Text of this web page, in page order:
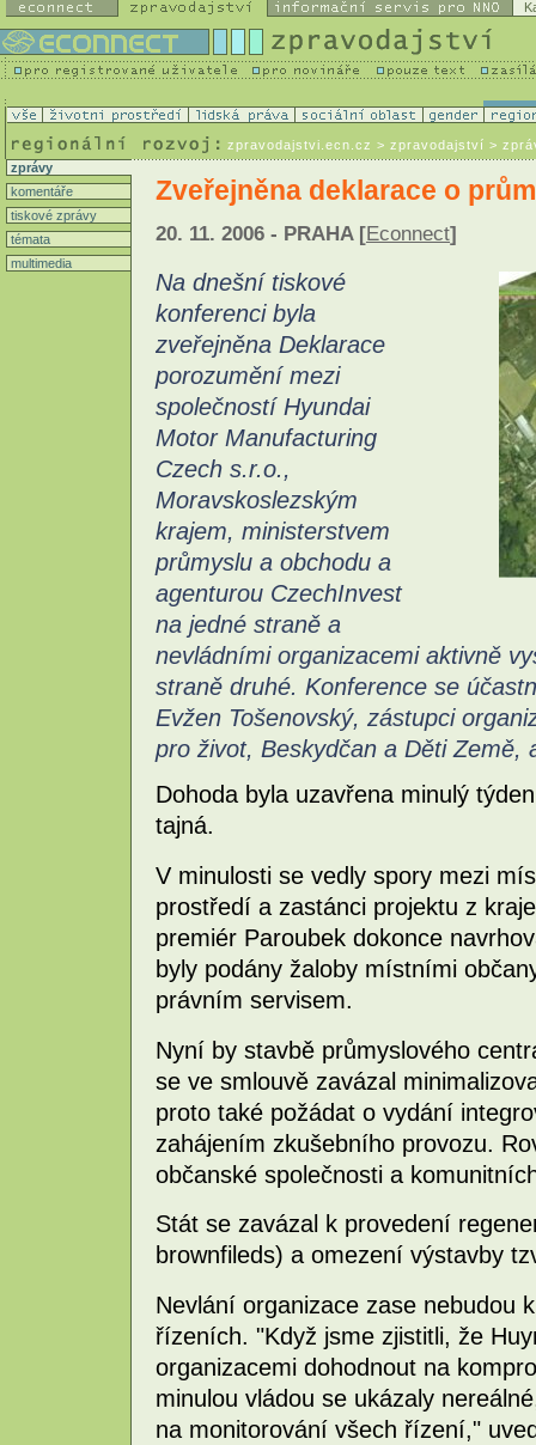
zpravodajstvi.ecn.cz > zpravodajství >
zprávy
komentáře
tiskové zprávy
témata
multimedia
Zveřejněna deklarace o
20. 11. 2006 - PRAHA [Econnect]
Na dnešní tiskové
konferenci byla
zveřejněna Deklarace
porozumění mezi
společností Hyundai
Motor Manufacturing
Czech s.r.o.,
Moravskoslezským
krajem, ministerstvem
průmyslu a obchodu a
agenturou CzechInvest
na jedné straně a
nevládními organizacemi aktivně
straně druhé. Konference se
Evžen Tošenovský, zástupci
pro život, Beskydčan a Děti Země,
Dohoda byla uzavřena minulý
tajná.
V minulosti se vedly spory mezi
prostředí a zastánci projektu z
premiér Paroubek dokonce
byly podány žaloby místními
právním servisem.
Nyní by stavbě průmyslového
se ve smlouvě zavázal
proto také požádat o vydání
zahájením zkušebního provozu.
občanské společnosti a
Stát se zavázal k provedení
brownfileds) a omezení výstavby
Nevlání organizace zase nebudou
řízeních. "Když jsme zjistitli, že
organizacemi dohodnout na
minulou vládou se ukázaly
na monitorování všech řízení,"